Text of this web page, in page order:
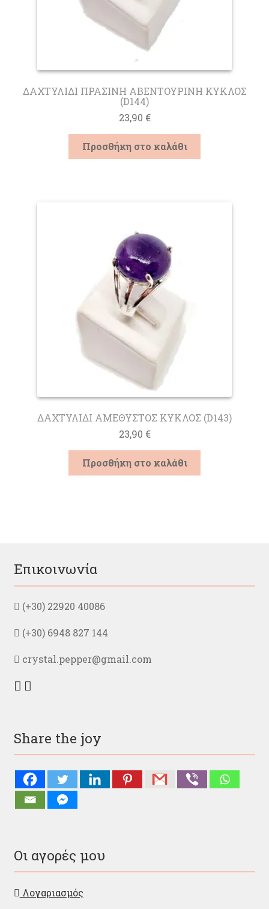
ΔΑΧΤΥΛΙΔΙ ΠΡΑΣΙΝΗ ΑΒΕΝΤΟΥΡΙΝΗ ΚΥΚΛΟΣ
(D144)
23,90 €
Προσθήκη στο καλάθι
ΔΑΧΤΥΛΙΔΙ ΑΜΕΘΥΣΤΟΣ ΚΥΚΛΟΣ (D143)
23,90 €
Προσθήκη στο καλάθι
Επικοινωνία
(+30) 22920 40086
(+30) 6948 827 144
crystal.pepper@gmail.com
Share the joy
Οι αγορές μου
Λογαριασμός